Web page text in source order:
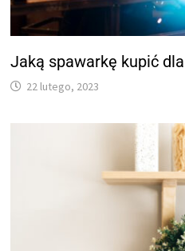
Jaką spawarkę kupić
22 lutego, 2023